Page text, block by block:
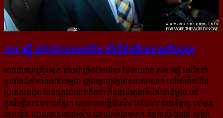
សម រង្ស៊ី ទៅដល់ប្រទេសជប៉ុន ដើម្បីដំណើរទស្សនកិច្ចមួយ
អាចជាការត្រៀមទុក តាំងពីច្រើនខែហើយ ដែលលោក សម រង្ស៊ី មេដឹកនាំ
ប្រឆាំងដ៏សំខាន់​របស់កម្ពុជា ត្រូវបង្ហាញវត្តមានរបស់លោក នៅលើទឹកដីនៃ
ប្រទេសជប៉ុន ដែលត្រូវបានគេគិតថា កំពុងដើរតួនាទីដ៏សំខាន់មួយ នៅ
ក្នុងវិបត្តិនយោបាយខ្មែរ។ លោកបានធ្វើដំណើរ ទៅដល់រាជធានីតូក្យូ នៅមុន
នេះបន្តិច ដោយមានអមដំណើរ ដោយភរិយាលោក គឺអ្នកស្រី ជូឡុង សូម៉ូរ៉ា